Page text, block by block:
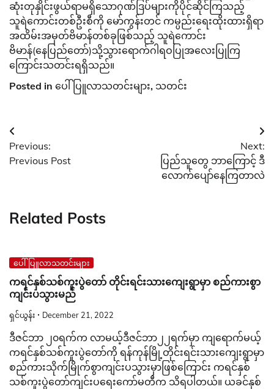
ဆုံးတုနှိုင်းဖွယ်ရာမရှိသောဂုဏ်ဒြပ်များကိုပိုင်ဆိုင်ကြသည့်
သူရဲကောင်းတစ်ဦးစီကို မော်ကွန်းတင် ကမ္ပည်းရေးထိုးထားရှိရာ
အထိမ်းအမှတ်ဗိမာန်တစ်ခုဖြစ်သည့် သူရဲကောင်း
ဗိမာန်(နေပြည်တော်)သို့သွားရောက်ဂါရဝပြုအလေးပြုကြ
ကြောင်းသတင်းရရှိသည်။
Posted in ပေါ်ပြူလာသတင်းများ, သတင်း
Post
navigation
Previous:
Previous Post
Next:
ပြည်သူတွေ ဘာကြောင့် ဒီ
လောက်ပျော်နေကြတာလဲ
Related Posts
ပေါ်ပြူလာသတင်းများ
ကရင်နှစ်သစ်ကူးပွဲတော် တိုင်းရင်းသားကျေးရွာမှာ စည်ကားစွာ
ကျင်းပသွားမည်
ရှင်ယွန်း December 21, 2022
ဒီဇင်ဘာ ၂၀ရက်က လာမယ့်ဒီဇင်ဘာ၂၂ရက်မှာ ကျရောက်မယ့်
ကရင်နှစ်သစ်ကူးပွဲတော်ကို ရန်ကုန်မြို့တိုင်းရင်းသားကျေးရွာမှာ
စည်ကားသိုက်မြိုက်စွာကျင်းပသွားမှာဖြစ်ကြောင်း ကရင်နှစ်
သစ်ကူးပွဲတော်ကျင်းပရေးကော်မတီက သိရပါတယ်။ ယခင်နှစ်